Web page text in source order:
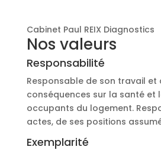
Cabinet Paul REIX Diagnostics
Nos valeurs
Responsabilité
Responsable de son travail et
conséquences sur la santé et
occupants du logement.
actes, de ses positions
Exemplarité